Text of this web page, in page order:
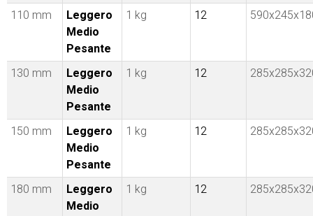
110 mm
Leggero
Medio
Pesante
1 kg 12
130 mm
Leggero
Medio
Pesante
1 kg 12
150 mm
Leggero
Medio
Pesante
1 kg 12
180 mm
Leggero
Medio
1 kg 12